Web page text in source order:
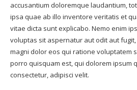
accusantium doloremque laudantium,
ipsa quae ab illo inventore veritatis et
vitae dicta sunt explicabo. Nemo enim
voluptas sit aspernatur aut odit aut
magni dolor eos qui ratione voluptatem
porro quisquam est, qui dolorem ipsum
consectetur, adipisci velit.